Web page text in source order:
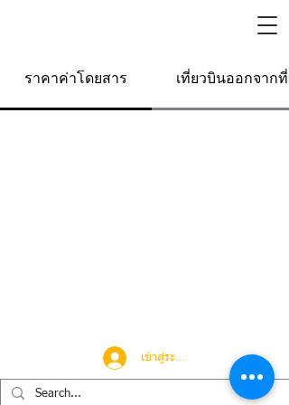
ราคาค่าโดยสาร เที่ยวบินออกจากที่นี่
เข้าสู่ระบบ